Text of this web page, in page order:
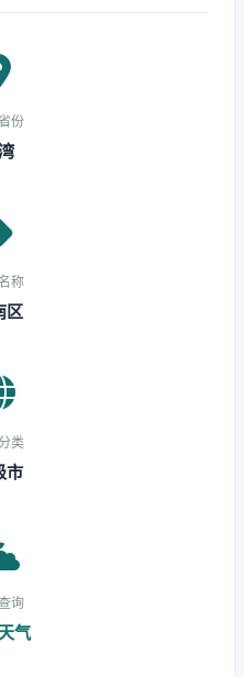
份
称
区
类
市
询
气